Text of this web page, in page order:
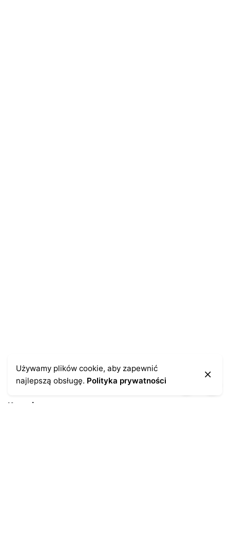
Kontakt
Używamy plików cookie, aby zapewnić
najlepszą obsługę. Polityka prywatności